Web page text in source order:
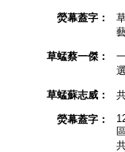
熒幕蓋字：
草蜢蔡一傑：
草蜢蘇志威：
熒幕蓋字：